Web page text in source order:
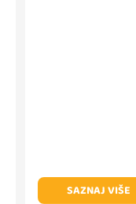
SAZNAJ VIŠE